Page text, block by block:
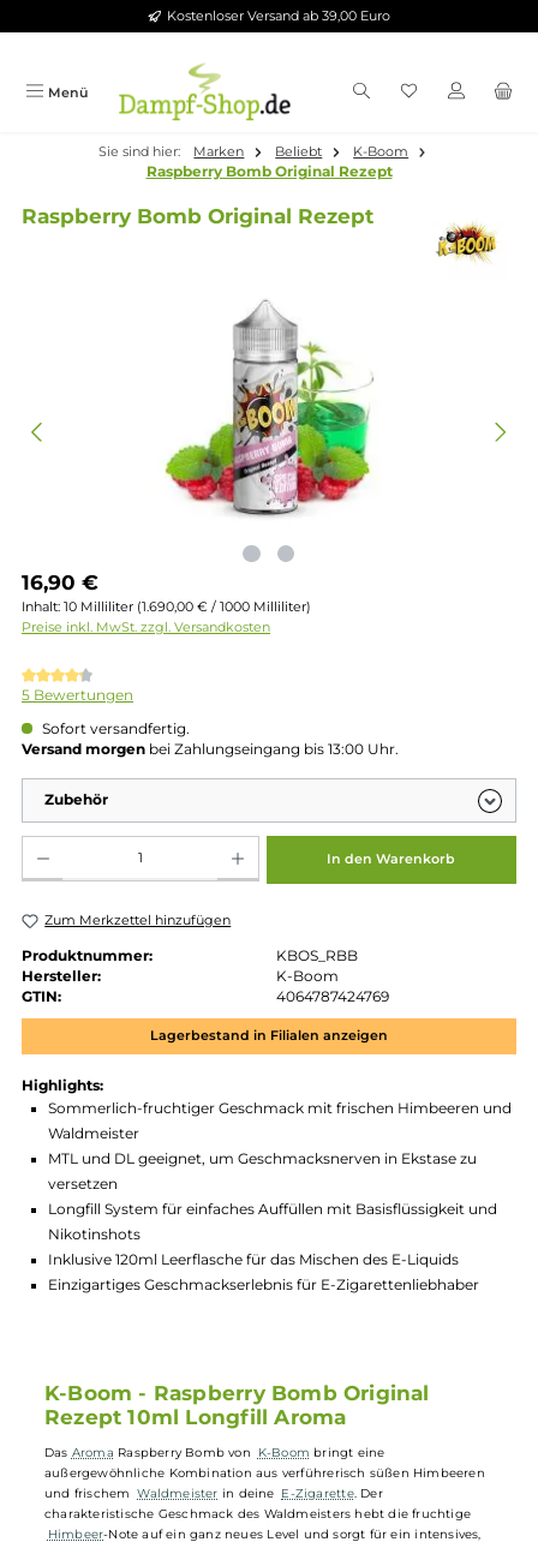
Zum Hauptinhalt springenKostenloser Versand ab 39,00 Euro
Menü
Sie sind hier: Marken Beliebt K-Boom
Bildergalerie überspringen
Regulärer Preis:
Inhalt:10 Milliliter
Preise inkl. MwSt. zzgl. Versandkosten
Sofort versandfertig.
Versand morgenbei Zahlungseingang bis 13:00 Uhr.
Zum Merkzettel hinzufügen
Hersteller:
GTIN: 4064787424769
Lagerbestand in Filialen anzeigen
Highlights:
Sommerlich-fruchtiger Geschmack mit frischen Himbeeren
Waldmeister
MTL und DL geeignet, um Geschmacksnerven in Ekstase zu
Inklusive 120ml Leerflasche für das Mischen des E-Liquids
Einzigartiges Geschmackserlebnis für E-Zigarettenliebhaber